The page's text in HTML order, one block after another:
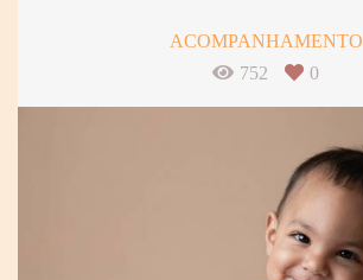
ACOMPANHAMENTO
752
0